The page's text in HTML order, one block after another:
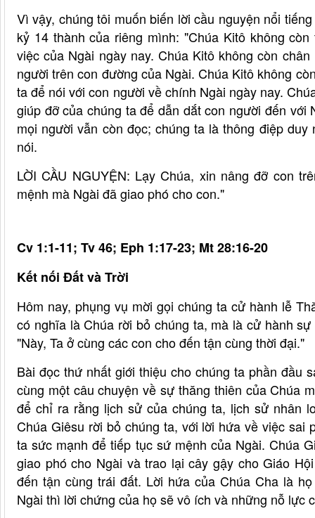
Vì vậy, chúng tôi muốn biến lời cầu nguyện nổi
kỷ 14 thành của riêng mình: "Chúa Kitô không
việc của Ngài ngày nay. Chúa Kitô không còn
người trên con đường của Ngài. Chúa Kitô không
ta để nói với con người về chính Ngài ngày nay.
giúp đỡ của chúng ta để dẫn dắt con người đến
mọi người vẫn còn đọc; chúng ta là thông điệp
nói.
LỜI CẦU NGUYỆN: Lạy Chúa, xin nâng đỡ con
mệnh mà Ngài đã giao phó cho con."
Cv 1:1-11; Tv 46; Eph 1:17-23; Mt 28:16-20
Kết nối Đất và Trời
Hôm nay, phụng vụ mời gọi chúng ta cử hành lễ
có nghĩa là Chúa rời bỏ chúng ta, mà là cử hành
"Này, Ta ở cùng các con cho đến tận cùng thời đại."
Bài đọc thứ nhất giới thiệu cho chúng ta phần đầu
cùng một câu chuyện về sự thăng thiên của Chúa
để chỉ ra rằng lịch sử của chúng ta, lịch sử nhân
Chúa Giêsu rời bỏ chúng ta, với lời hứa về việc
ta sức mạnh để tiếp tục sứ mệnh của Ngài. Chúa
giao phó cho Ngài và trao lại cây gậy cho Giáo
đến tận cùng trái đất. Lời hứa của Chúa Cha là
Ngài thì lời chứng của họ sẽ vô ích và những nỗ lực